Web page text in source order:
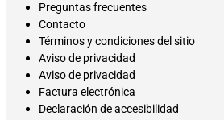
Preguntas frecuentes
Contacto
Términos y condiciones del sitio
Aviso de privacidad
Aviso de privacidad
Factura electrónica
Declaración de accesibilidad